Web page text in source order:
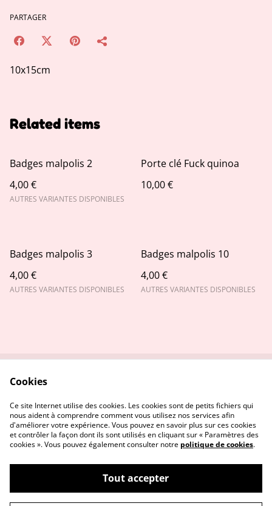
PARTAGER
10x15cm
Related items
Badges malpolis 2
4,00 €
AUTRES VARIANTES DISPONIBLES
Porte clé Fuck quinoa
10,00 €
Badges malpolis 3
4,00 €
AUTRES VARIANTES DISPONIBLES
Badges malpolis 10
4,00 €
AUTRES VARIANTES DISPONIBLES
Politique de
confidentialité
Politique de cookies
©2026Stitch and the city
Cookies
Ce site Internet utilise des cookies. Les cookies sont de petits fichiers qui
nous aident à comprendre comment vous utilisez nos services afin
d'améliorer votre expérience. Vous pouvez en savoir plus sur ces cookies
et contrôler la façon dont ils sont utilisés en cliquant sur « Paramètres des
cookies ». Vous pouvez également consulter notre politique de cookies.
Tout accepter